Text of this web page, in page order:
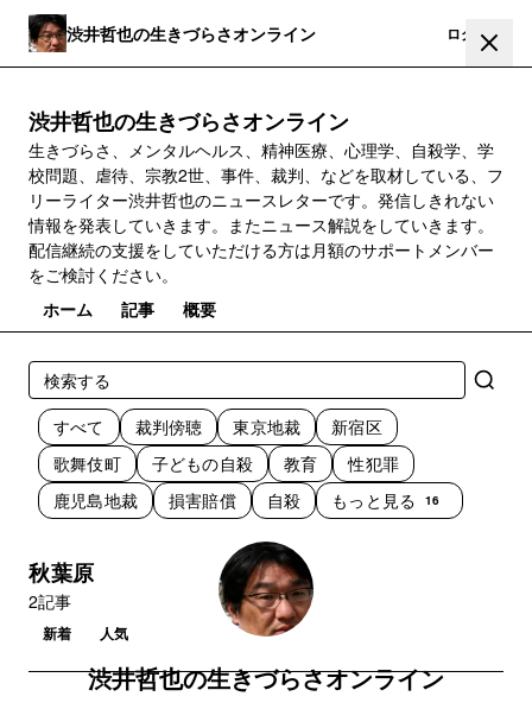
渋井哲也の生きづらさオンライン ログイン
渋井哲也の生きづらさオンライン
生きづらさ、メンタルヘルス、精神医療、心理学、自殺学、学
校問題、虐待、宗教2世、事件、裁判、などを取材している、フ
リーライター渋井哲也のニュースレターです。発信しきれない
情報を発表していきます。またニュース解説をしていきます。
配信継続の支援をしていただける方は月額のサポートメンバー
をご検討ください。
ホーム
記事 概要
すべて 裁判傍聴 東京地裁
新宿区
歌舞伎町
子どもの自殺 教育
性犯罪
鹿児島地裁
損害賠償 自殺 もっと見る 16
秋葉原
2記事
新着 人気
渋井哲也の生きづらさオンライン